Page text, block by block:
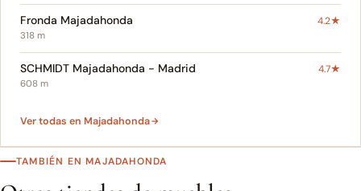
Fronda Majadahonda 4.2★
318 m
SCHMIDT Majadahonda - Madrid 4.7★
608 m
Ver todas en Majadahonda
TAMBIÉN EN MAJADAHONDA